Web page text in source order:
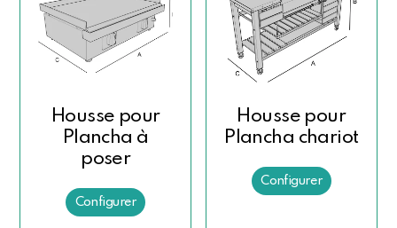
Housse pour
Plancha à
poser
Housse pour
Plancha chariot